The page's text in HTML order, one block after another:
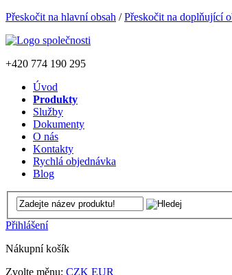
Přeskočit na hlavní obsah /Přeskočit na doplňující
+420 774 190 295
Úvod
Produkty
Služby
Dokumenty
O nás
Kontakty
Rychlá objednávka
Blog
Přihlášení
Nákupní košík
Zvolte měnu: CZK EUR